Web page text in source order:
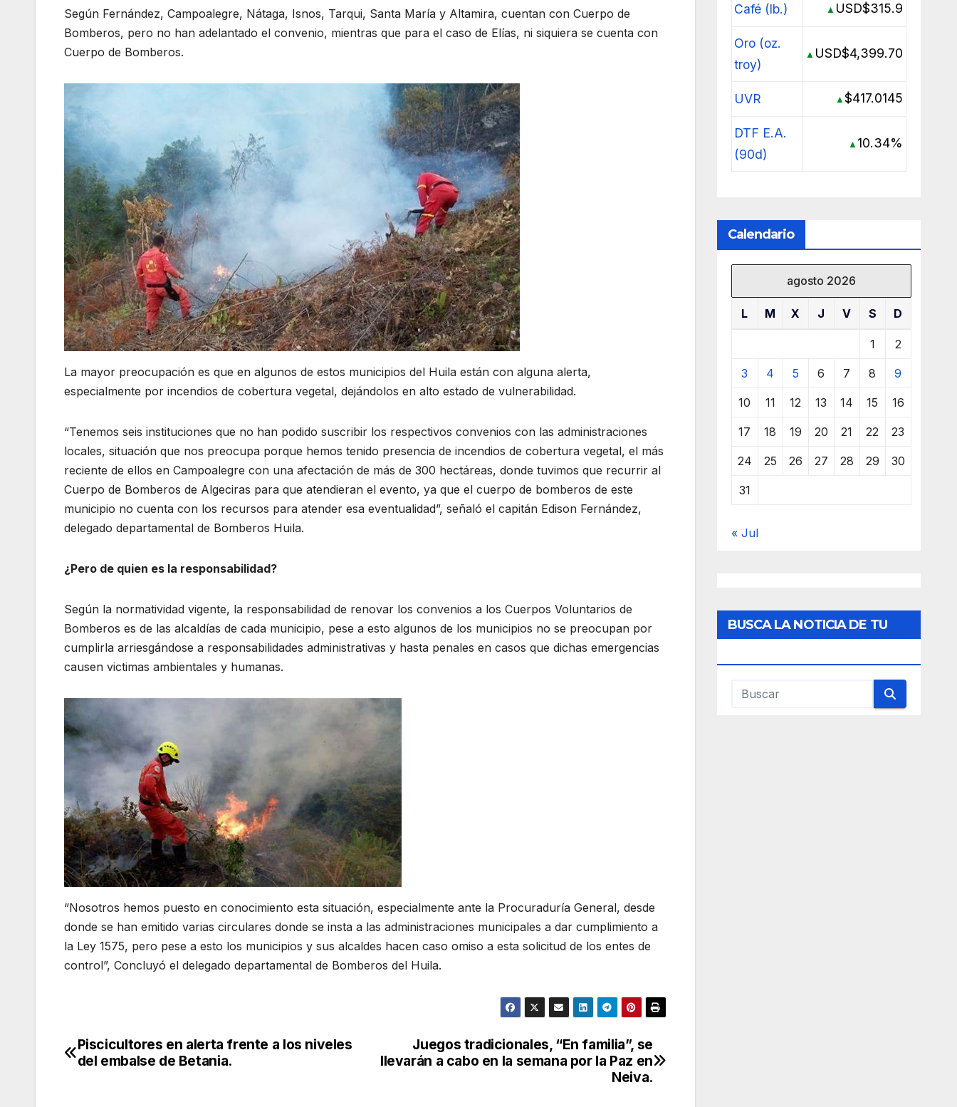
Según Fernández, Campoalegre, Nátaga, Isnos, Tarqui, Santa María y Altamira, cuentan con Cuerpo de
Bomberos, pero no han adelantado el convenio, mientras que para el caso de Elías, ni siquiera se cuenta con
Cuerpo de Bomberos.
La mayor preocupación es que en algunos de estos municipios del Huila están con alguna alerta,
especialmente por incendios de cobertura vegetal, dejándolos en alto estado de vulnerabilidad.
“Tenemos seis instituciones que no han podido suscribir los respectivos convenios con las administraciones
locales, situación que nos preocupa porque hemos tenido presencia de incendios de cobertura vegetal, el más
reciente de ellos en Campoalegre con una afectación de más de 300 hectáreas, donde tuvimos que recurrir al
Cuerpo de Bomberos de Algeciras para que atendieran el evento, ya que el cuerpo de bomberos de este
municipio no cuenta con los recursos para atender esa eventualidad”, señaló el capitán Edison Fernández,
delegado departamental de Bomberos Huila.
¿Pero de quien es la responsabilidad?
Según la normatividad vigente, la responsabilidad de renovar los convenios a los Cuerpos Voluntarios de
Bomberos es de las alcaldías de cada municipio, pese a esto algunos de los municipios no se preocupan por
cumplirla arriesgándose a responsabilidades administrativas y hasta penales en casos que dichas emergencias
causen victimas ambientales y humanas.
“Nosotros hemos puesto en conocimiento esta situación, especialmente ante la Procuraduría General, desde
donde se han emitido varias circulares donde se insta a las administraciones municipales a dar cumplimiento a
la Ley 1575, pero pese a esto los municipios y sus alcaldes hacen caso omiso a esta solicitud de los entes de
control”, Concluyó el delegado departamental de Bomberos del Huila.
Navegación
Juegos tradicionales, “En familia”, se
llevarán a cabo en la semana por la Paz en
Neiva.
Piscicultores en alerta frente a los niveles
del embalse de Betania.
Café (lb.) ▲ USD$315.9
Oro (oz.
troy)
▲ USD$4,399.70
UVR ▲$417.0145
DTF E.A.
(90d)
▲ 10.34%
Calendario
agosto 2026
L M X J V S D
1 2
3 4 5 6 7 8 9
10 11 12 13 14 15 16
17 18 19 20 21 22 23
24 25 26 27 28 29 30
31
« Jul
BUSCA LA NOTICIA DE TU